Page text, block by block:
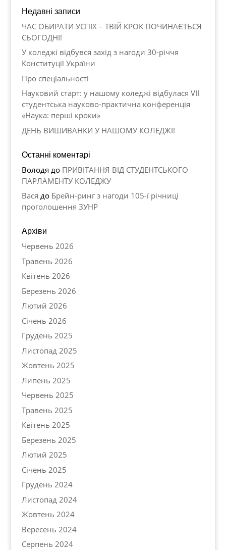
Недавні записи
ЧАС ОБИРАТИ УСПІХ – ТВІЙ КРОК ПОЧИНАЄТЬСЯ
СЬОГОДНІ!
У коледжі відбувся захід з нагоди 30-річчя
Конституції України
Про спеціальності
Науковий старт: у нашому коледжі відбулася VII
студентська науково-практична конференція
«Наука: перші кроки»
ДЕНЬ ВИШИВАНКИ У НАШОМУ КОЛЕДЖІ!
Останні коментарі
Володя до ПРИВІТАННЯ ВІД СТУДЕНТСЬКОГО
ПАРЛАМЕНТУ КОЛЕДЖУ
Вася до Брейн-ринг з нагоди 105-ї річниці
проголошення ЗУНР
Архіви
Червень 2026
Травень 2026
Квітень 2026
Березень 2026
Лютий 2026
Січень 2026
Грудень 2025
Листопад 2025
Жовтень 2025
Липень 2025
Червень 2025
Травень 2025
Квітень 2025
Березень 2025
Лютий 2025
Січень 2025
Грудень 2024
Листопад 2024
Жовтень 2024
Вересень 2024
Серпень 2024